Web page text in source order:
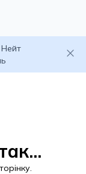
Нейт